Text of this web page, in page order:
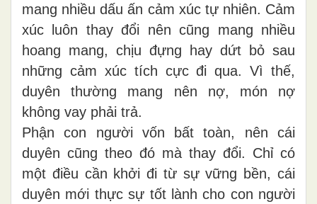
mang nhiều dấu ấn cảm xúc tự nhiên. Cảm
xúc luôn thay đổi nên cũng mang nhiều
hoang mang, chịu đựng hay dứt bỏ sau
những cảm xúc tích cực đi qua. Vì thế,
duyên thường mang nên nợ, món nợ
không vay phải trả.
Phận con người vốn bất toàn, nên cái
duyên cũng theo đó mà thay đổi. Chỉ có
một điều cần khởi đi từ sự vững bền, cái
duyên mới thực sự tốt lành cho con người